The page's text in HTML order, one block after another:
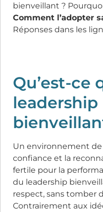
bienveillant ?
Comment l’adopter
Réponses dans les
Qu’est-ce
leadership
Un environnement
confiance et la
fertile pour la
du leadership
respect, sans tomber
Contrairement aux